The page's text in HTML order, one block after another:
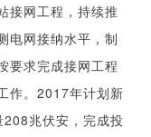
接网工程，持续推
电网接纳水平，制
要求完成接网工程
作。2017年计划新
兆伏安，完成投